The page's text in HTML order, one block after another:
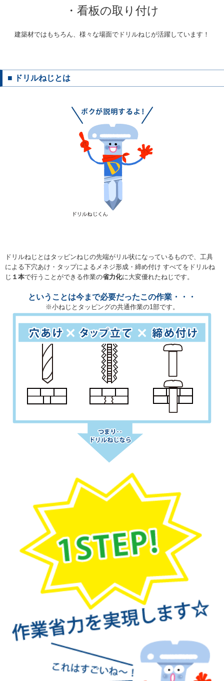
・看板の取り付け
建築材ではもちろん、様々な場面でドリルねじが活躍しています！
■ ドリルねじとは
ドリルねじとはタッピンねじの先端がリル状になっているもので、工具
による下穴あけ・タップによるメネジ形成・締め付け すべてをドリルね
じ １本で行うことができる作業の省力化に大変優れたねじです。
ということは今まで必要だったこの作業・・・
※小ねじとタッピングの共通作業の1部です。